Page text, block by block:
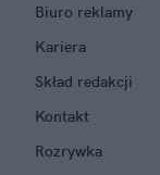
Biuro reklamy
Kariera
Skład redakcji
Kontakt
Rozrywka